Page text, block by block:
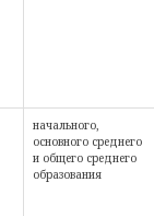
начального,
основного среднего
и общего среднего
образования